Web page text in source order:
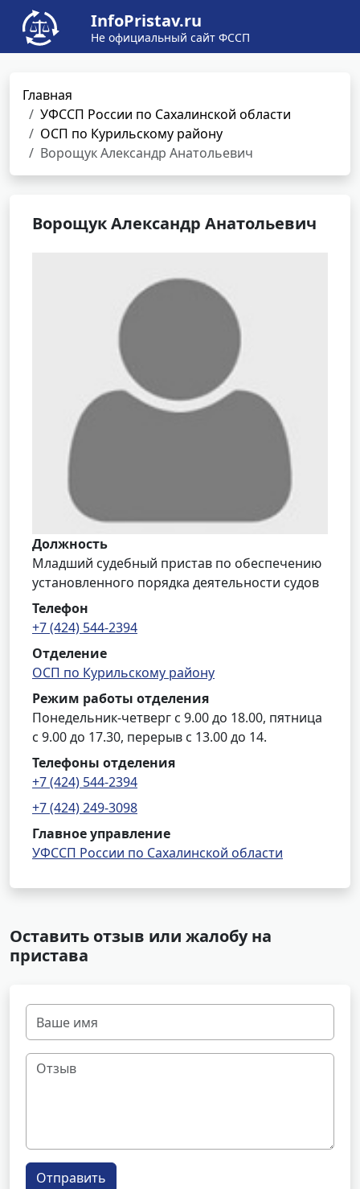
InfoPristav.ru
Не официальный сайт ФССП
Главная
УФССП России по Сахалинской области
ОСП по Курильскому району
Ворощук Александр Анатольевич
Ворощук Александр Анатольевич
Должность
Младший судебный пристав по обеспечению
установленного порядка деятельности судов
Телефон
+7 (424) 544-2394
Отделение
ОСП по Курильскому району
Режим работы отделения
Понедельник-четверг с 9.00 до 18.00, пятница
с 9.00 до 17.30, перерыв с 13.00 до 14.
Телефоны отделения
+7 (424) 544-2394
+7 (424) 249-3098
Главное управление
УФССП России по Сахалинской области
Оставить отзыв или жалобу на
пристава
Отправить